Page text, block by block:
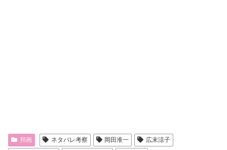
邦画 ネタバレ考察 岡田准一
広末涼子